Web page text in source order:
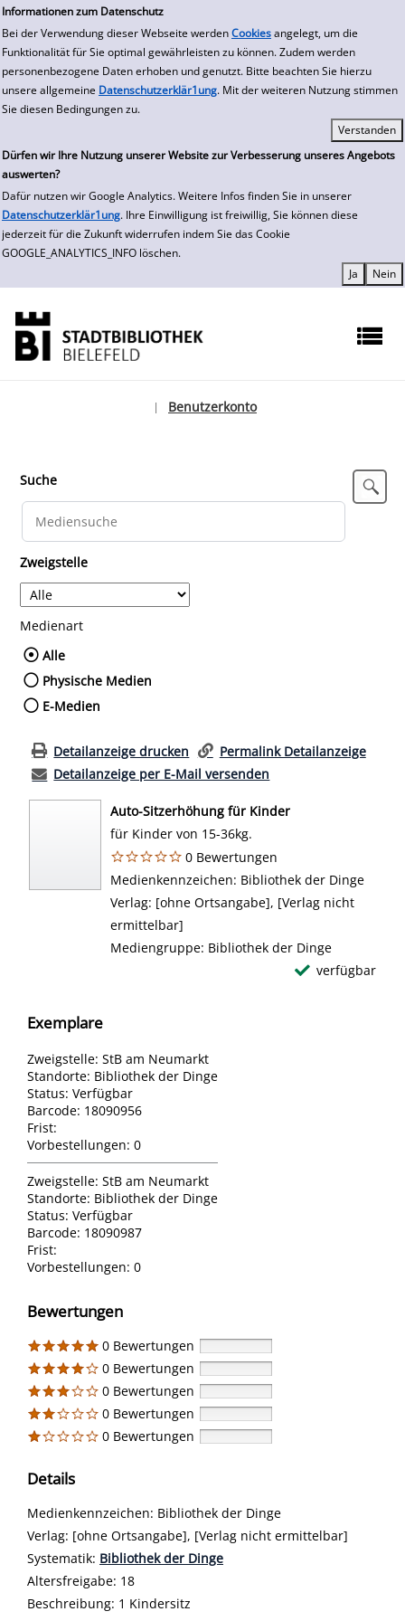
Informationen zum Datenschutz
Bei der Verwendung dieser Webseite werden Cookies angelegt, um die
Funktionalität für Sie optimal gewährleisten zu können. Zudem werden
personenbezogene Daten erhoben und genutzt. Bitte beachten Sie hierzu
unsere allgemeine Datenschutzerklär1ung. Mit der weiteren Nutzung stimmen
Sie diesen Bedingungen zu.
Dürfen wir Ihre Nutzung unserer Website zur Verbesserung unseres Angebots
auswerten?
Dafür nutzen wir Google Analytics. Weitere Infos finden Sie in unserer
Datenschutzerklär1ung. Ihre Einwilligung ist freiwillig, Sie können diese
jederzeit für die Zukunft widerrufen indem Sie das Cookie
GOOGLE_ANALYTICS_INFO löschen.
zur Navigation springen
zum Inhalt springen
Zur Detailanzeige springen
Benutzerkonto
Suche
Zweigstelle
Medienart
Wählen Sie die Medienart nach der Sie
Alle
Physische Medien
E-Medien
Detailanzeige drucken
Permalink Detailanzeige
Detailanzeige per E-Mail versenden
Auto-Sitzerhöhung für Kinder
für Kinder von 15-36kg.
0 Bewertungen
Suche nach diesem Verfasser
Medienkennzeichen: Bibliothek der Dinge
Verlag: [ohne Ortsangabe], [Verlag nicht
ermittelbar]
Mediengruppe: Bibliothek der Dinge
verfügbar
Exemplare
Zweigstelle: StB am Neumarkt
Standorte: Bibliothek der Dinge
Status: Verfügbar
Barcode: 18090956
Frist:
Vorbestellungen: 0
Zweigstelle: StB am Neumarkt
Standorte: Bibliothek der Dinge
Status: Verfügbar
Barcode: 18090987
Frist:
Vorbestellungen: 0
Bewertungen
0 Bewertungen
0 Bewertungen
0 Bewertungen
0 Bewertungen
0 Bewertungen
Details
Suche nach diesem Verfasser
Medienkennzeichen: Bibliothek der Dinge
Verlag: [ohne Ortsangabe], [Verlag nicht ermittelbar]
opens in new tab
Diesen Link in neuem Tab öffnen
Systematik: Suche nach dieser Systematik
Bibliothek der Dinge
Suche nach diesem Interessenskreis
Altersfreigabe: 18
Beschreibung: 1 Kindersitz